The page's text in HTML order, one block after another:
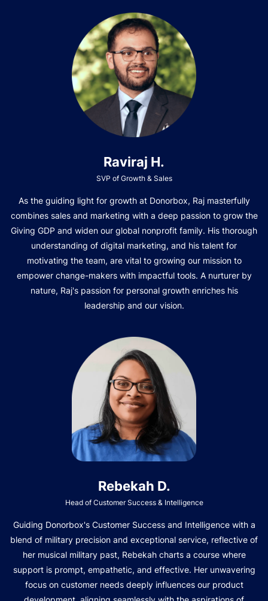
Raviraj H.
SVP of Growth & Sales
As the guiding light for growth at Donorbox, Raj masterfully
combines sales and marketing with a deep passion to grow the
Giving GDP and widen our global nonprofit family. His thorough
understanding of digital marketing, and his talent for
motivating the team, are vital to growing our mission to
empower change-makers with impactful tools. A nurturer by
nature, Raj's passion for personal growth enriches his
leadership and our vision.
Rebekah D.
Head of Customer Success & Intelligence
Guiding Donorbox's Customer Success and Intelligence with a
blend of military precision and exceptional service, reflective of
her musical military past, Rebekah charts a course where
support is prompt, empathetic, and effective. Her unwavering
focus on customer needs deeply influences our product